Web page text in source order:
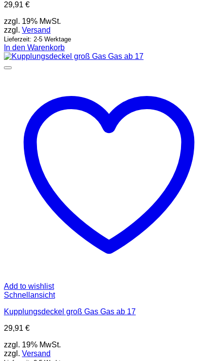
29,91 €
zzgl. 19% MwSt.
zzgl. Versand
Lieferzeit: 2-5 Werktage
In den Warenkorb
Add to wishlist
Schnellansicht
Kupplungsdeckel groß Gas Gas ab 17
29,91 €
zzgl. 19% MwSt.
zzgl. Versand